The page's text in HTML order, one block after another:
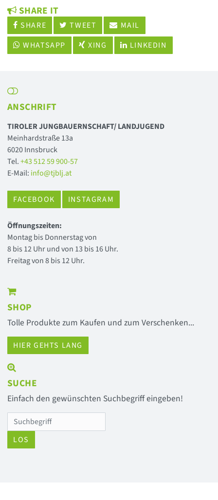
SHARE IT
SHARE TWEET
MAIL
WHATSAPP
XING LINKEDIN
ANSCHRIFT
TIROLER JUNGBAUERNSCHAFT/ LANDJUGEND
Meinhardstraße 13a
6020 Innsbruck
Tel.+43 512 59 900-57
E-Mail: info@tjblj.at
FACEBOOK INSTAGRAM
Öffnungszeiten:
Montag bis Donnerstag von
8 bis 12 Uhr und von 13 bis 16 Uhr.
Freitag von 8 bis 12 Uhr.
SHOP
Tolle Produkte zum Kaufen und zum Verschenken...
HIER GEHTS LANG
SUCHE
Einfach den gewünschten Suchbegriff eingeben!
LOS